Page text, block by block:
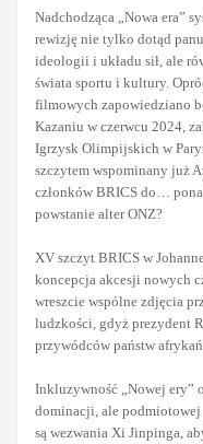
Nadchodząca „Nowa era”
rewizję nie tylko dotąd
ideologii i układu sił, ale
świata sportu i kultury.
filmowych zapowiedziano
Kazaniu w czerwcu 2024,
Igrzysk Olimpijskich w
szczytem wspominany już
członków BRICS do…
powstanie alter ONZ?
XV szczyt BRICS w
koncepcja akcesji nowych
wreszcie wspólne zdjęcia
ludzkości, gdyż prezydent
przywódców państw
Inkluzywność „Nowej ery”
dominacji, ale
są wezwania Xi Jinpinga,